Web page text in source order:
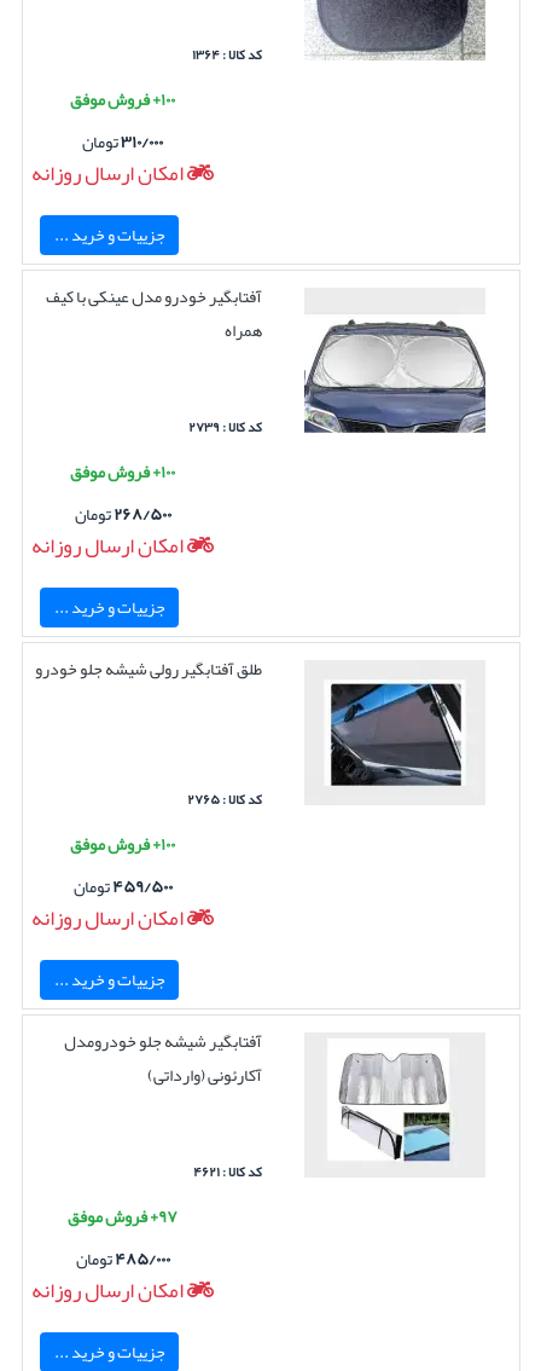
کد کالا : ۱۳۶۴
۱۰۰+ فروش موفق
۳۱۰/۰۰۰تومان
امکان ارسال روزانه
جزییات و خرید ...
آفتابگیر خودرو مدل عینکی با کیف
همراه
کد کالا : ۲۷۳۹
۱۰۰+ فروش موفق
۲۶۸/۵۰۰تومان
امکان ارسال روزانه
جزییات و خرید ...
طلق آفتابگیر رولی شیشه جلو خودرو
کد کالا : ۲۷۶۵
۱۰۰+ فروش موفق
۴۵۹/۵۰۰تومان
امکان ارسال روزانه
جزییات و خرید ...
آفتابگیر شیشه جلو خودرومدل
آکارئونی (وارداتی)
کد کالا : ۴۶۲۱
۹۷+ فروش موفق
۴۸۵/۰۰۰تومان
امکان ارسال روزانه
جزییات و خرید ...